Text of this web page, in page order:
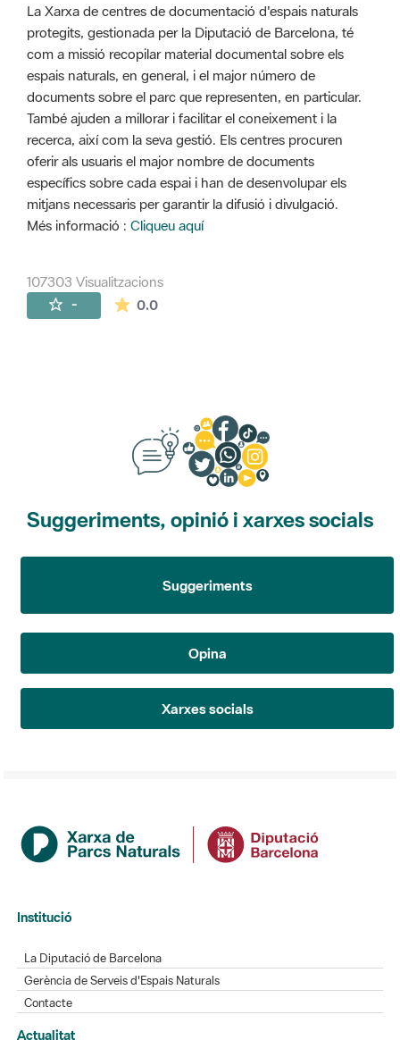
La Xarxa de centres de documentació d'espais naturals
protegits, gestionada per la Diputació de Barcelona, té
com a missió recopilar material documental sobre els
espais naturals, en general, i el major número de
documents sobre el parc que representen, en particular.
També ajuden a millorar i facilitar el coneixement i la
recerca, així com la seva gestió. Els centres procuren
oferir als usuaris el major nombre de documents
específics sobre cada espai i han de desenvolupar els
mitjans necessaris per garantir la difusió i divulgació.
Més informació : Cliqueu aquí
107303 Visualitzacions
- 0.0La mitjana de les valoracions és de 0
Suggeriments, opinió i xarxes socials
Suggeriments
Opina
Xarxes socials
Institució
La Diputació de Barcelona
Gerència de Serveis d'Espais Naturals
Contacte
Actualitat